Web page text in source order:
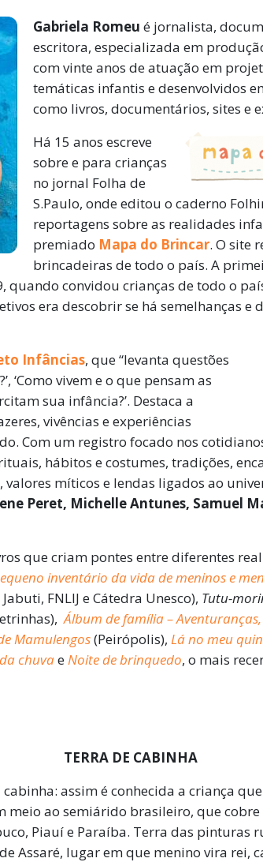
Gabriela Romeu é jornalista,
escritora, especializada em
com vinte anos de atuação em
temáticas infantis e desenvolvidos
como livros, documentários, sites e
Há 15 anos escreve
sobre e para crianças
no jornal Folha de
S.Paulo, onde editou o caderno
reportagens sobre as realidades
premiado Mapa do Brincar. O site
brincadeiras de todo o país. A
quando convidou crianças de todo o
era descobrir se há semelhanças e
Infâncias, que “levanta questões
‘Como vivem e o que pensam as
sua infância?’. Destaca a
vivências e experiências
Com um registro focado nos
hábitos e costumes, tradições,
míticos e lendas ligados ao
Peret, Michelle Antunes, Samuel
que criam pontes entre diferentes
inventário da vida de meninos e
FNLIJ e Cátedra Unesco), Tutu-
Álbum de família –
Mamulengos(Peirópolis), Lá no meu
chuvaeNoite de brinquedo, o mais
TERRA DE CABINHA
assim é conhecida a criança
meio ao semiárido brasileiro, que
Piauí e Paraíba. Terra das pinturas
Assaré, lugar em que menino vira rei,